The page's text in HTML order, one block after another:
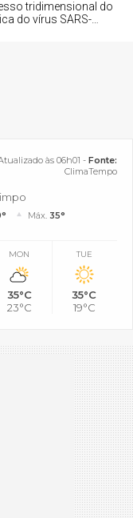
tridimensional do
do vírus SARS-
às 06h01 - Fonte:
ClimaTempo
Máx. 35°
MON
35°C
23°C
TUE
35°C
19°C